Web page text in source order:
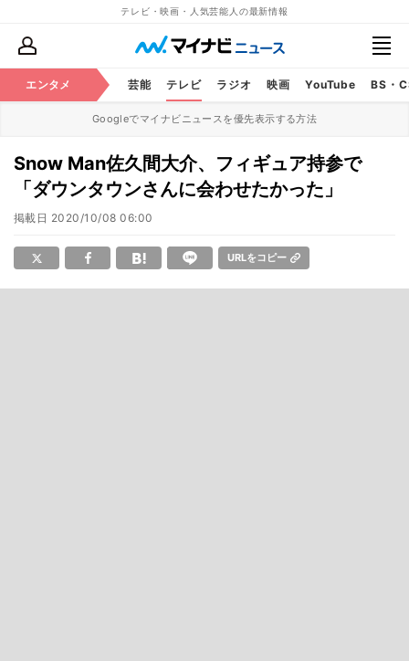
テレビ・映画・人気芸能人の最新情報
エンタメ 芸能 テレビ ラジオ 映画 YouTube BS・
Googleでマイナビニュースを優先表示する方法
Snow Man佐久間大介、フィギュア持参で
「ダウンタウンさんに会わせたかった」
掲載日 2020/10/08 06:00
URLをコピー